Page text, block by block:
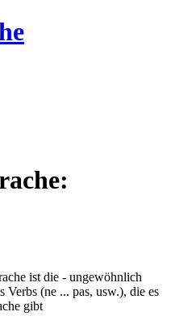
ist die - ungewöhnlich
Verbs (ne ... pas, usw.), die es
gibt